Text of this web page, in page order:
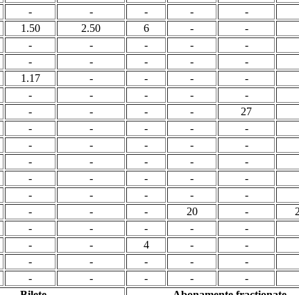
- - - - -
1.50 2.50 6 - -
- - - - -
- - - - -
1.17 - - - -
- - - - -
- - - - 27
- - - - -
- - - - -
- - - - -
- - - - -
- - - - -
- - - 20 -
- - - - -
- - 4 - -
- - - - -
- - - - -